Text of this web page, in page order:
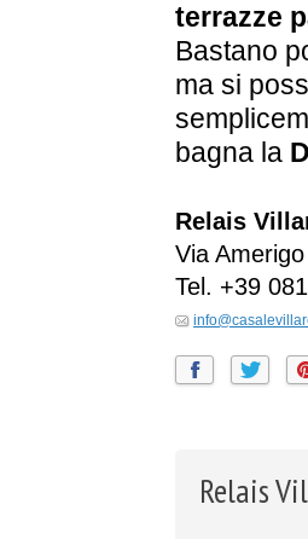
terrazze
Bastano
ma si
bagna la
Relais
Via
Tel. +39
Relais